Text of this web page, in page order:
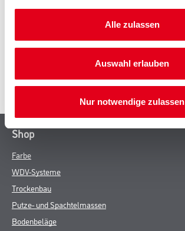
Alle zulassen
Auswahl erlauben
Nur notwendige zulassen
GEFAHRENHINWEISE
SPEZIFIKATIONEN
Shop
Farbe
WDV-Systeme
Trockenbau
Putze- und Spachtelmassen
Bodenbeläge